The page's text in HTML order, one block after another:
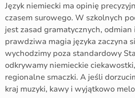
Język niemiecki ma opinię
czasem surowego. W szkolnych
jest zasad gramatycznych,
prawdziwa magia języka zaczyna
wychodzimy poza standardowy
odkrywamy niemieckie
regionalne smaczki. A jeśli
kraj muzyki, kawy i wyjątkowo